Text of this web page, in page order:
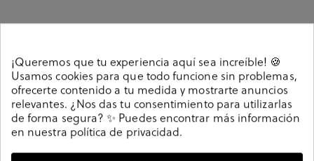
Zapatos de vestir Pikolinos M7J-4187 en cuero. Cierre
con cordones. La plantilla es extraible.
Referencia212016
¡Queremos que tu experiencia aquí sea increíble! 🍪
Usamos cookies para que todo funcione sin problemas,
ofrecerte contenido a tu medida y mostrarte anuncios
relevantes. ¿Nos das tu consentimiento para utilizarlas
de forma segura? ✨ Puedes encontrar más información
en nuestra política de privacidad.